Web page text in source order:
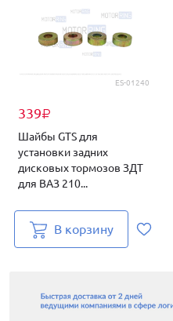
ES-01240
339₽
Шайбы GTS для
установки задних
дисковых тормозов ЗДТ
для ВАЗ 210...
В корзину